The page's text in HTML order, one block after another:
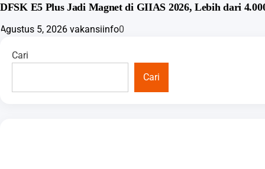
DFSK E5 Plus Jadi Magnet di GIIAS 2026, Lebih dari
Agustus 5, 2026 vakansiinfo0
Cari
Cari